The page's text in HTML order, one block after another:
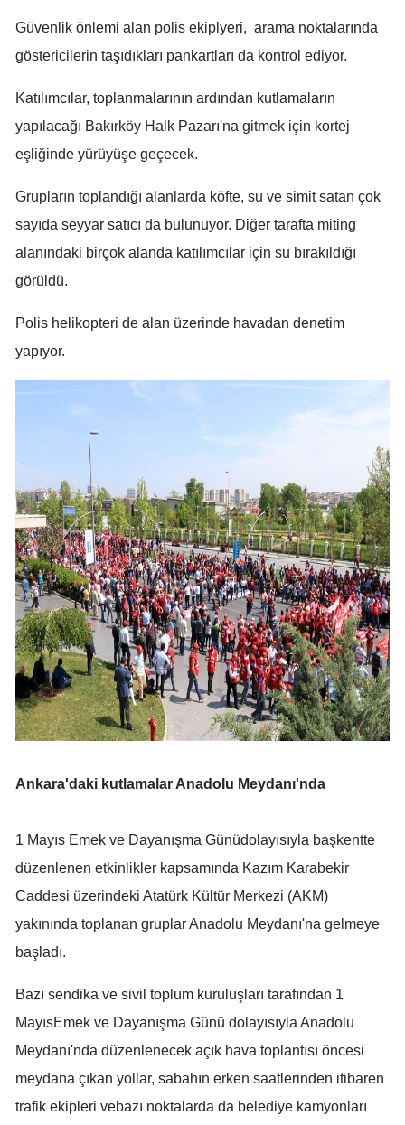
Yalova
Osmaniye
Güvenlik önlemi alan polis ekiplyeri, arama noktalarında
göstericilerin taşıdıkları pankartları da kontrol ediyor.
Katılımcılar, toplanmalarının ardından kutlamaların
yapılacağı Bakırköy Halk Pazarı'na gitmek için kortej
eşliğinde yürüyüşe geçecek.
Grupların toplandığı alanlarda köfte, su ve simit satan çok
sayıda seyyar satıcı da bulunuyor. Diğer tarafta miting
alanındaki birçok alanda katılımcılar için su bırakıldığı
görüldü.
Polis helikopteri de alan üzerinde havadan denetim
yapıyor.
Ankara'daki kutlamalar Anadolu Meydanı'nda
1 Mayıs Emek ve Dayanışma Günüdolayısıyla başkentte
düzenlenen etkinlikler kapsamında Kazım Karabekir
Caddesi üzerindeki Atatürk Kültür Merkezi (AKM)
yakınında toplanan gruplar Anadolu Meydanı'na gelmeye
başladı.
Bazı sendika ve sivil toplum kuruluşları tarafından 1
MayısEmek ve Dayanışma Günü dolayısıyla Anadolu
Meydanı'nda düzenlenecek açık hava toplantısı öncesi
meydana çıkan yollar, sabahın erken saatlerinden itibaren
trafik ekipleri vebazı noktalarda da belediye kamyonları